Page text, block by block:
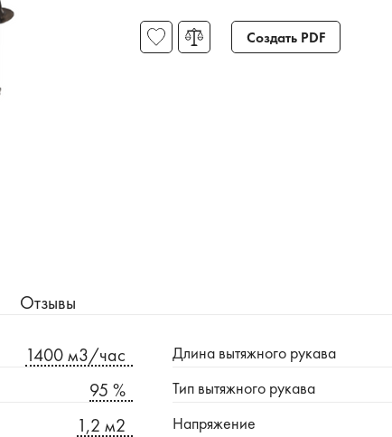
Создать PDF
Отзывы
1400 м3/час
95 %
1,2 м2
Длина вытяжного рукава
Тип вытяжного рукава
Напряжение